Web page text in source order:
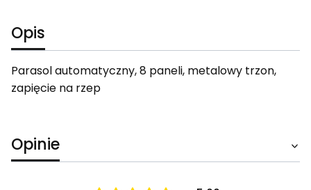
Opis
Parasol automatyczny, 8 paneli, metalowy trzon,
zapięcie na rzep
Opinie